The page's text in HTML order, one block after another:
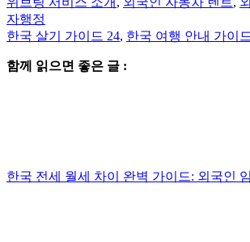
자행정
한국 살기 가이드 24, 한국 여행 안내 가이
함께 읽으면 좋은 글 :
한국 전세 월세 차이 완벽 가이드: 외국인